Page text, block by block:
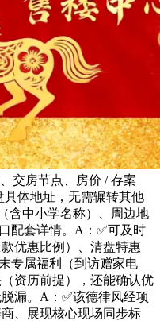
交房节点、房价 / 存案
体地址，无需辗转其他
含中小学名称）、周边地
配套详情。A：✅可及时
优惠比例）、清盘特惠
专属福利（到访赠家电
资历前提），还能确认优
漏。A：✅该德律风经项
、展现核心现场同步标